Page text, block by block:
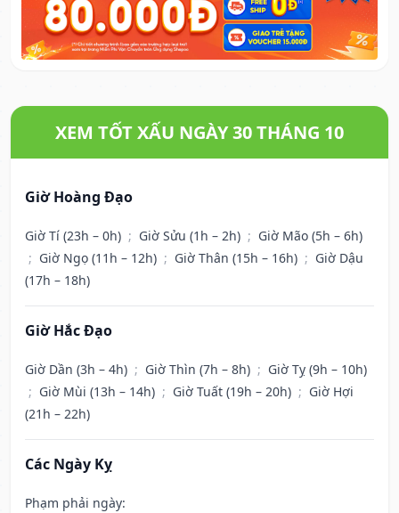
XEM TỐT XẤU NGÀY 30 THÁNG 10
Giờ Hoàng Đạo
Giờ Tí (23h – 0h) ; Giờ Sửu (1h – 2h) ; Giờ Mão (5h – 6h)
; Giờ Ngọ (11h – 12h) ; Giờ Thân (15h – 16h) ; Giờ Dậu
(17h – 18h)
Giờ Hắc Đạo
Giờ Dần (3h – 4h) ; Giờ Thìn (7h – 8h) ; Giờ Tỵ (9h – 10h)
; Giờ Mùi (13h – 14h) ; Giờ Tuất (19h – 20h) ; Giờ Hợi
(21h – 22h)
Các Ngày Kỵ
Phạm phải ngày: